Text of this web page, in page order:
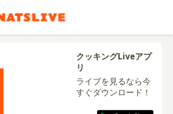
クッキングLiveアプ
リ
ライブを見るなら今
すぐダウンロード！